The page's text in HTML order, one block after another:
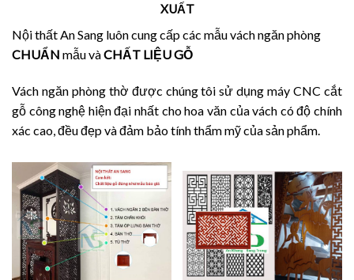
XUẤT
Nội thất An Sang luôn cung cấp các mẫu vách ngăn phòng
CHUẨN mẫu vàCHẤT LIỆU GỖ
Vách ngăn phòng thờ được chúng tôi sử dụng máy CNC cắt
gỗ công nghệ hiện đại nhất cho hoa văn của vách có độ chính
xác cao, đều đẹp và đảm bảo tính thẩm mỹ của sản phẩm.